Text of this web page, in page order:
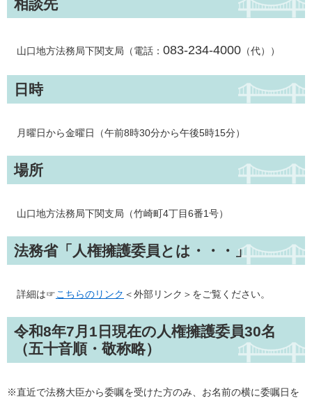
相談先
山口地方法務局下関支局（電話： 083-234-4000 （代））
日時
月曜日から金曜日（午前8時30分から午後5時15分）
場所
山口地方法務局下関支局（竹崎町4丁目6番1号）
法務省「人権擁護委員とは・・・」
詳細は☞こちらのリンク ＜外部リンク＞ をご覧ください。
令和8年7月1日現在の人権擁護委員30名
（五十音順・敬称略）
※直近で法務大臣から委嘱を受けた方のみ、お名前の横に委嘱日を